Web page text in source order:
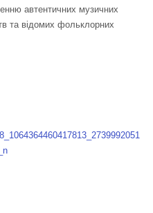
автентичних музичних
та відомих фольклорних